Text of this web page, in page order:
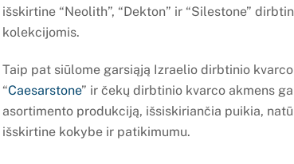
išskirtine “Neolith”, “Dekton” ir “Silestone”
kolekcijomis.
Taip pat siūlome garsiąją Izraelio dirbtinio
“Caesarstone” ir čekų dirbtinio kvarco akmens
asortimento produkciją, išsiskiriančia puikia,
išskirtine kokybe ir patikimumu.